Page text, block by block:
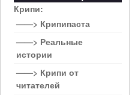
Крипи:
——> Крипипаста
——> Реальные
истории
——> Крипи от
читателей